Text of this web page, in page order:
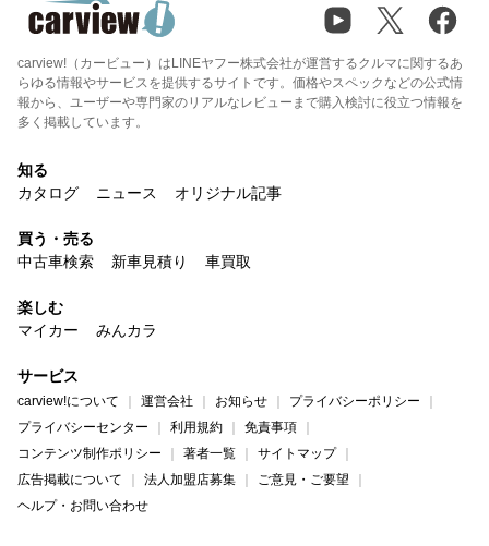
carview!（カービュー）はLINEヤフー株式会社が運営するクルマに関するあ
らゆる情報やサービスを提供するサイトです。価格やスペックなどの公式情
報から、ユーザーや専門家のリアルなレビューまで購入検討に役立つ情報を
多く掲載しています。
知る
カタログ
ニュース オリジナル記事
買う・売る
中古車検索
新車見積り 車買取
楽しむ
マイカー
みんカラ
サービス
carview!について 運営会社 お知らせ
プライバシーポリシー
プライバシーセンター
利用規約
免責事項
コンテンツ制作ポリシー
著者一覧
サイトマップ
広告掲載について
法人加盟店募集
ご意見・ご要望
ヘルプ・お問い合わせ